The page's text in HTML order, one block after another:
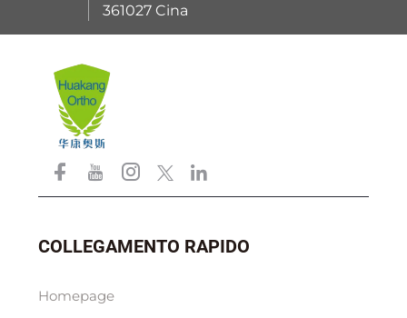
361027 Cina
COLLEGAMENTO RAPIDO
Homepage